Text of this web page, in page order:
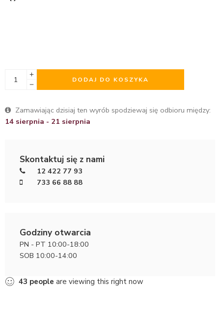
DODAJ DO KOSZYKA
Zamawiając dzisiaj ten wyrób spodziewaj się odbioru między:
14 sierpnia - 21 sierpnia
Skontaktuj się z nami
12 422 77 93
733 66 88 88
Godziny otwarcia
PN - PT 10:00-18:00
SOB 10:00-14:00
43 people are viewing this right now